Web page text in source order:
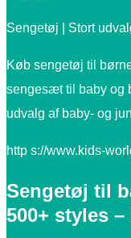
Sengetøj | Stort
Køb sengetøj til
sengesæt til baby og
udvalg af baby- og
http s://www.kids-
Sengetøj til
500+ styles